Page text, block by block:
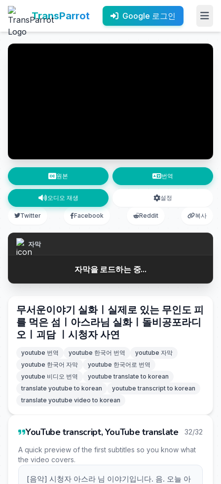
TransParrot Google 로그인
원본 번역
오디오 재생 설정
Twitter Facebook Reddit 복사
자막
자막을 로드하는 중...
무서운이야기 실화ㅣ실제로 있는 무인도 피
를 먹은 섬ㅣ아스라님 실화ㅣ돌비공포라디
오ㅣ괴담 ㅣ시청자 사연
youtube 번역 youtube 한국어 번역
youtube 자막
youtube 한국어 자막
youtube 한국어로 번역
youtube 비디오 번역
youtube translate to korean
translate youtube to korean
youtube transcript to korean
translate youtube video to korean
YouTube transcript, YouTube translate 32/32
A quick preview of the first subtitles so you know what
the video covers.
[음악] 시청자 아스라 님 이야기입니다. 음. 오늘 아